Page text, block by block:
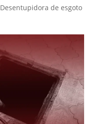
Desentupidora de esgoto